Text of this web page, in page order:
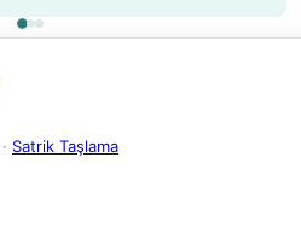
· Satrik Taşlama